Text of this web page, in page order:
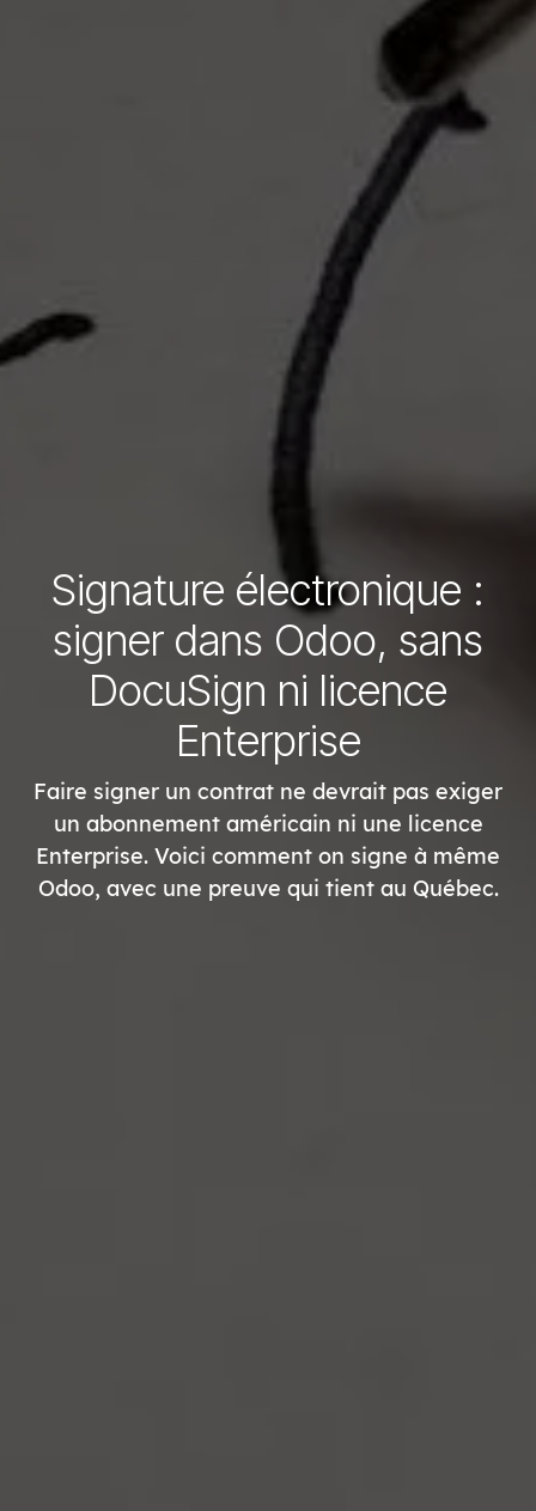
Signature électronique :
signer dans Odoo, sans
DocuSign ni licence
Enterprise
Faire signer un contrat ne devrait pas exiger
un abonnement américain ni une licence
Enterprise. Voici comment on signe à même
Odoo, avec une preuve qui tient au Québec.